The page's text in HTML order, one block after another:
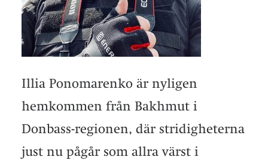
Illia Ponomarenko är nyligen
hemkommen från Bakhmut i
Donbass-regionen, där stridigheterna
just nu pågår som allra värst i